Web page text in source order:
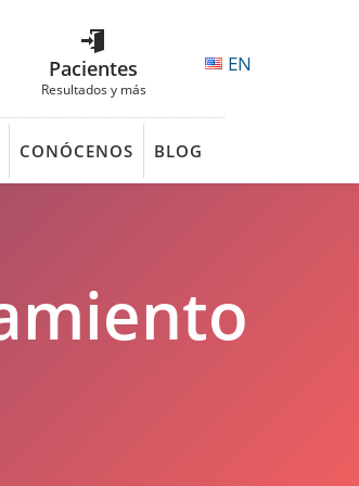
Pacientes
Resultados y más
EN
CONÓCENOS BLOG